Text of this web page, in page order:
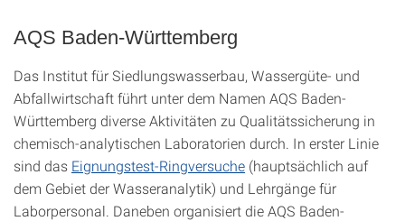
AQS Baden-Württemberg
Das Institut für Siedlungswasserbau, Wassergüte- und
Abfallwirtschaft führt unter dem Namen AQS Baden-
Württemberg diverse Aktivitäten zu Qualitätssicherung in
chemisch-analytischen Laboratorien durch. In erster Linie
sind das Eignungstest-Ringversuche (hauptsächlich auf
dem Gebiet der Wasseranalytik) und Lehrgänge für
Laborpersonal. Daneben organisiert die AQS Baden-